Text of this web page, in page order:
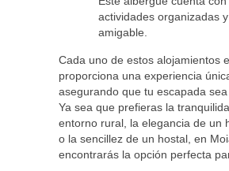
actividades organizadas
amigable.
Cada uno de estos alojamientos
proporciona una experiencia
asegurando que tu escapada sea
Ya sea que prefieras la
entorno rural, la elegancia de un
o la sencillez de un hostal, en
encontrarás la opción perfecta